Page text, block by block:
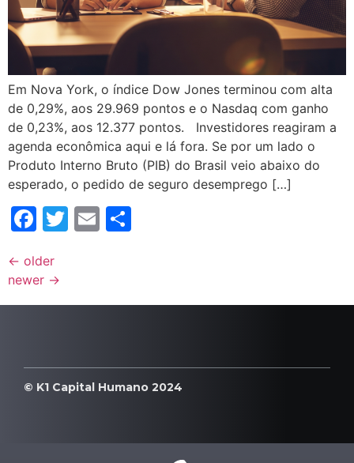
Em Nova York, o índice Dow Jones terminou com alta
de 0,29%, aos 29.969 pontos e o Nasdaq com ganho
de 0,23%, aos 12.377 pontos. Investidores reagiram a
agenda econômica aqui e lá fora. Se por um lado o
Produto Interno Bruto (PIB) do Brasil veio abaixo do
esperado, o pedido de seguro desemprego […]
Facebook
Twitter
Email
← older
newer →
© K1 Capital Humano 2024